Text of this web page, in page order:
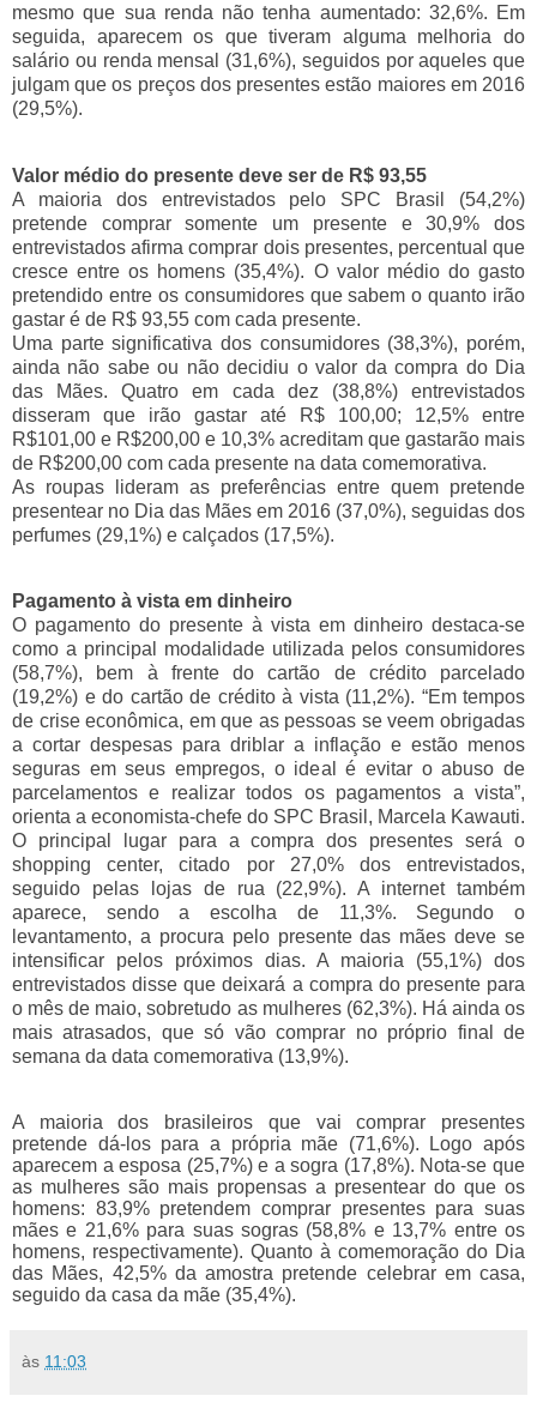
mesmo que sua renda não tenha aumentado: 32,6%. Em
seguida, aparecem os que tiveram alguma melhoria do
salário ou renda mensal (31,6%), seguidos por aqueles que
julgam que os preços dos presentes estão maiores em 2016
(29,5%).
Valor médio do presente deve ser de R$ 93,55
A maioria dos entrevistados pelo SPC Brasil (54,2%)
pretende comprar somente um presente e 30,9% dos
entrevistados afirma comprar dois presentes, percentual que
cresce entre os homens (35,4%). O valor médio do gasto
pretendido entre os consumidores que sabem o quanto irão
gastar é de R$ 93,55 com cada presente.
Uma parte significativa dos consumidores (38,3%), porém,
ainda não sabe ou não decidiu o valor da compra do Dia
das Mães. Quatro em cada dez (38,8%) entrevistados
disseram que irão gastar até R$ 100,00; 12,5% entre
R$101,00 e R$200,00 e 10,3% acreditam que gastarão mais
de R$200,00 com cada presente na data comemorativa.
As roupas lideram as preferências entre quem pretende
presentear no Dia das Mães em 2016 (37,0%), seguidas dos
perfumes (29,1%) e calçados (17,5%).
Pagamento à vista em dinheiro
O pagamento do presente à vista em dinheiro destaca-se
como a principal modalidade utilizada pelos consumidores
(58,7%), bem à frente do cartão de crédito parcelado
(19,2%) e do cartão de crédito à vista (11,2%). “Em tempos
de crise econômica, em que as pessoas se veem obrigadas
a cortar despesas para driblar a inflação e estão menos
seguras em seus empregos, o ideal é evitar o abuso de
parcelamentos e realizar todos os pagamentos a vista”,
orienta a economista-chefe do SPC Brasil, Marcela Kawauti.
O principal lugar para a compra dos presentes será o
shopping center, citado por 27,0% dos entrevistados,
seguido pelas lojas de rua (22,9%). A internet também
aparece, sendo a escolha de 11,3%. Segundo o
levantamento, a procura pelo presente das mães deve se
intensificar pelos próximos dias. A maioria (55,1%) dos
entrevistados disse que deixará a compra do presente para
o mês de maio, sobretudo as mulheres (62,3%). Há ainda os
mais atrasados, que só vão comprar no próprio final de
semana da data comemorativa (13,9%).
A maioria dos brasileiros que vai comprar presentes
pretende dá-los para a própria mãe (71,6%). Logo após
aparecem a esposa (25,7%) e a sogra (17,8%). Nota-se que
as mulheres são mais propensas a presentear do que os
homens: 83,9% pretendem comprar presentes para suas
mães e 21,6% para suas sogras (58,8% e 13,7% entre os
homens, respectivamente). Quanto à comemoração do Dia
das Mães, 42,5% da amostra pretende celebrar em casa,
seguido da casa da mãe (35,4%).
às 11:03